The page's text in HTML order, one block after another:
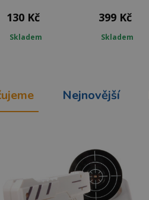
130 Kč
Skladem
399 Kč
Skladem
Nejnovější